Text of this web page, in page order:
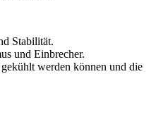
Stabilität.
und Einbrecher.
werden können und die